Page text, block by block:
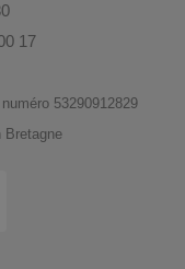
17
53290912829
Bretagne